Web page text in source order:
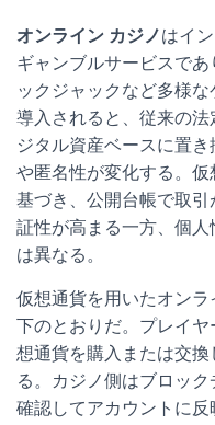
オンライン カジノはイ
ギャンブルサービスで
ックジャックなど多様
導入されると、従来の
ジタル資産ベースに置
や匿名性が変化する。
基づき、公開台帳で取
証性が高まる一方、個
は異なる。
仮想通貨を用いたオン
下のとおりだ。プレイ
想通貨を購入または交
る。カジノ側はブロッ
確認してアカウントに